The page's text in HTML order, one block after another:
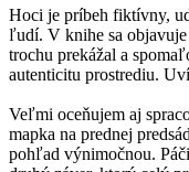
Hoci je príbeh fiktívny,
ľudí. V knihe sa
trochu prekážal a
autenticitu prostrediu.
Veľmi oceňujem aj
mapka na prednej
pohľad výnimočnou.